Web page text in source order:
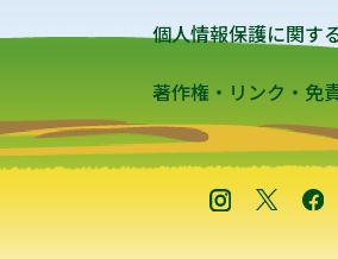
個人情報保護に関す
著作権・リンク・免